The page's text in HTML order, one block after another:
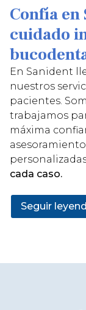
Confía en
cuidado
En Sanident
nuestros
pacientes.
trabajamos
máxima
cada caso.
Nuestra
en Lugo se
Seguir